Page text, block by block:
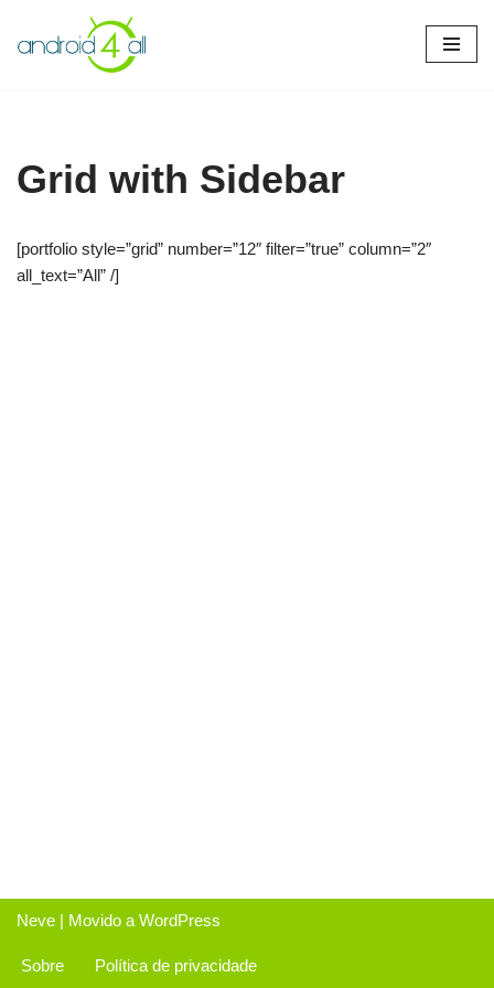
Pular
Grid with Sidebar
[portfolio style=”grid” number=”12″ filter=”true” column=”2″
all_text=”All” /]
Neve | Movido a WordPress
Sobre Política de privacidade